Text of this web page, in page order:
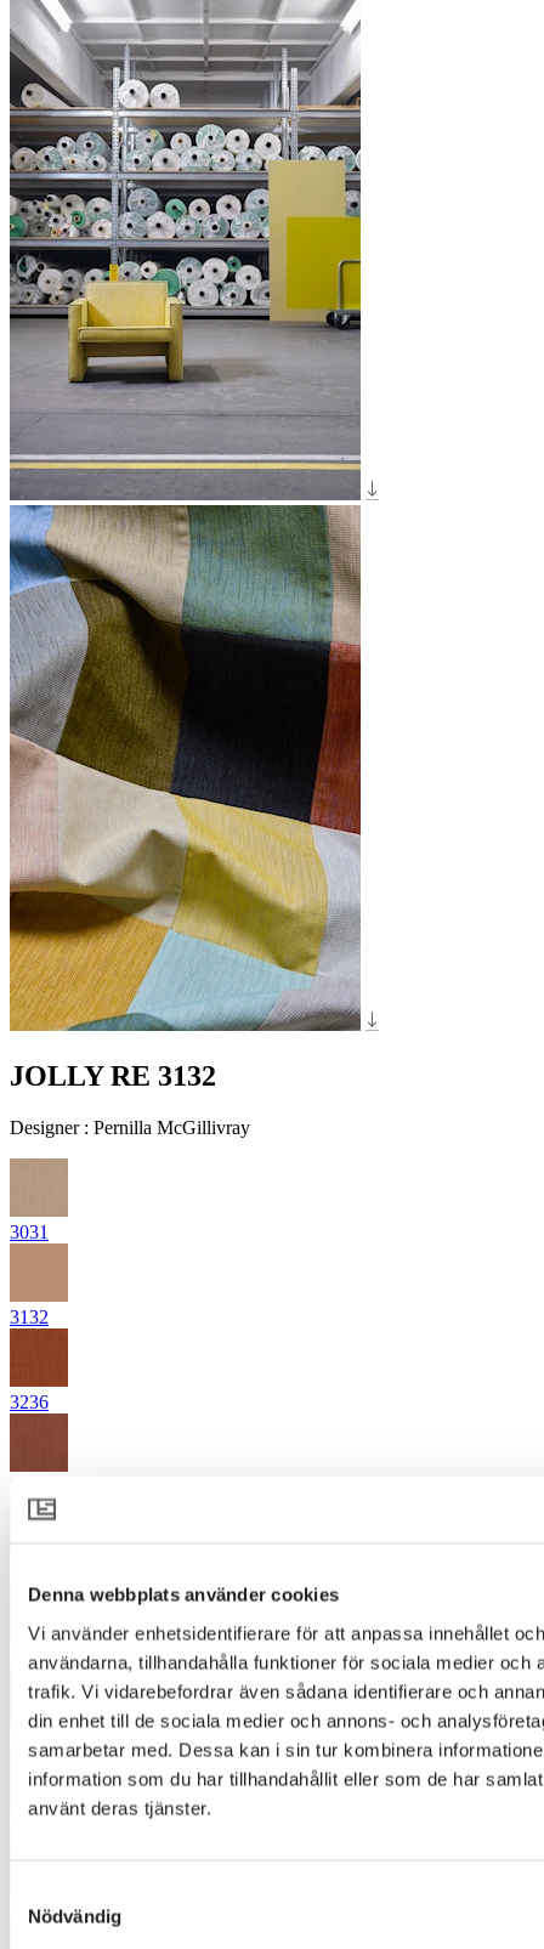
Denna webbplats använder cookies
Vi använder enhetsidentifierare för att anpassa innehållet
användarna, tillhandahålla funktioner för sociala medier och
trafik. Vi vidarebefordrar även sådana identifierare och
din enhet till de sociala medier och annons- och
samarbetar med. Dessa kan i sin tur kombinera
information som du har tillhandahållit eller som de har
använt deras tjänster.
Nödvändig
JOLLY RE 3132
Designer : Pernilla McGillivray
3031
3132
3236
3245
3518
3872
4433